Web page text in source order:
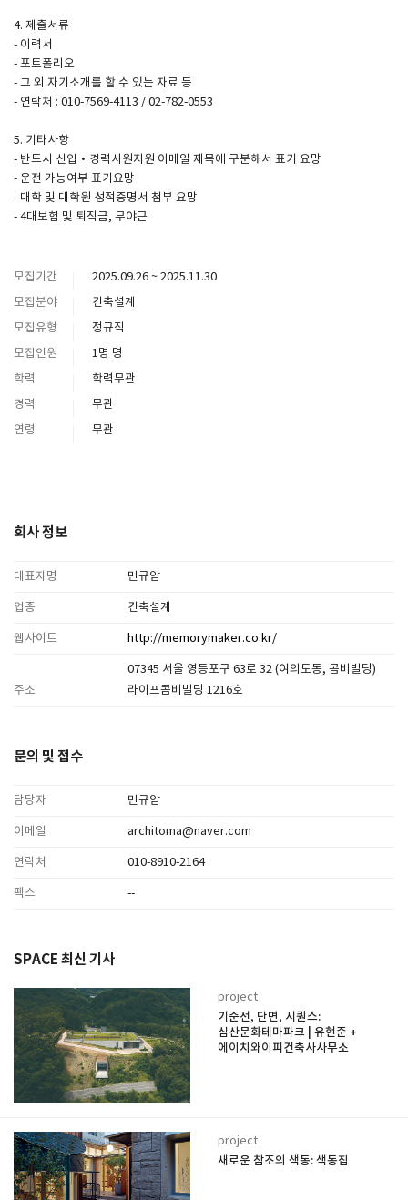
4. 제출서류
- 이력서
- 포트폴리오
- 그 외 자기소개를 할 수 있는 자료 등
- 연락처 : 010-7569-4113 / 02-782-0553
5. 기타사항
- 반드시 신입·경력사원지원 이메일 제목에 구분해서 표기 요망
- 운전 가능여부 표기요망
- 대학 및 대학원 성적증명서 첨부 요망
- 4대보험 및 퇴직금, 무야근
모집기간
2025.09.26 ~ 2025.11.30
모집분야
건축설계
모집유형
정규직
모집인원
1명 명
학력
학력무관
경력
무관
연령
무관
회사 정보
대표자명 민규암
업종 건축설계
웹사이트 http://memorymaker.co.kr/
주소
07345 서울 영등포구 63로 32 (여의도동, 콤비빌딩)
라이프콤비빌딩 1216호
문의 및 접수
담당자 민규암
이메일 architoma@naver.com
연락처 010-8910-2164
팩스 --
SPACE 최신 기사
project
기준선, 단면, 시퀀스:
심산문화테마파크 | 유현준 +
에이치와이피건축사사무소
project
새로운 참조의 색동: 색동집